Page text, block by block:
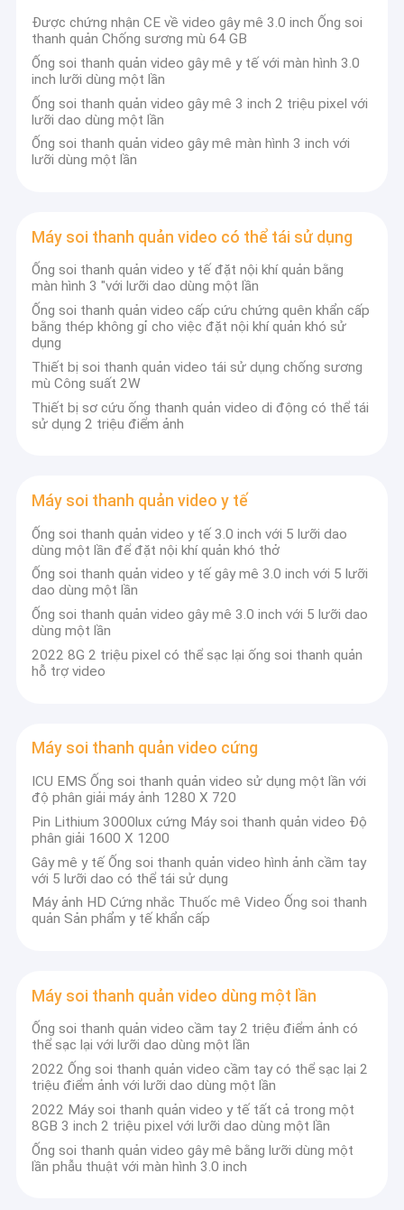
Các sản phẩm
Về chúng tôi
Tham quan nhà máy
Kiểm soát chất lượng
Liên hệ chúng tôi
Nội soi phẫu thuật y tế
Haiye Video Laryngoscope
Máy soi thanh quản hỗ trợ bằng video
Được chứng nhận CE về video gây mê 3.0 inch Ống soi
thanh quản Chống sương mù 64 GB
Ống soi thanh quản video gây mê y tế với màn hình 3.0
inch lưỡi dùng một lần
Ống soi thanh quản video gây mê 3 inch 2 triệu pixel với
lưỡi dao dùng một lần
Ống soi thanh quản video gây mê màn hình 3 inch với
lưỡi dùng một lần
Máy soi thanh quản video có thể tái sử dụng
Ống soi thanh quản video y tế đặt nội khí quản bằng
màn hình 3 "với lưỡi dao dùng một lần
Ống soi thanh quản video cấp cứu chứng quên khẩn cấp
bằng thép không gỉ cho việc đặt nội khí quản khó sử
dụng
Thiết bị soi thanh quản video tái sử dụng chống sương
mù Công suất 2W
Thiết bị sơ cứu ống thanh quản video di động có thể tái
sử dụng 2 triệu điểm ảnh
Máy soi thanh quản video y tế
Ống soi thanh quản video y tế 3.0 inch với 5 lưỡi dao
dùng một lần để đặt nội khí quản khó thở
Ống soi thanh quản video y tế gây mê 3.0 inch với 5 lưỡi
dao dùng một lần
Ống soi thanh quản video gây mê 3.0 inch với 5 lưỡi dao
dùng một lần
2022 8G 2 triệu pixel có thể sạc lại ống soi thanh quản
hỗ trợ video
Máy soi thanh quản video cứng
ICU EMS Ống soi thanh quản video sử dụng một lần với
độ phân giải máy ảnh 1280 X 720
Pin Lithium 3000lux cứng Máy soi thanh quản video Độ
phân giải 1600 X 1200
Gây mê y tế Ống soi thanh quản video hình ảnh cầm tay
với 5 lưỡi dao có thể tái sử dụng
Máy ảnh HD Cứng nhắc Thuốc mê Video Ống soi thanh
quản Sản phẩm y tế khẩn cấp
Máy soi thanh quản video dùng một lần
Ống soi thanh quản video cầm tay 2 triệu điểm ảnh có
thể sạc lại với lưỡi dao dùng một lần
2022 Ống soi thanh quản video cầm tay có thể sạc lại 2
triệu điểm ảnh với lưỡi dao dùng một lần
2022 Máy soi thanh quản video y tế tất cả trong một
8GB 3 inch 2 triệu pixel với lưỡi dao dùng một lần
Ống soi thanh quản video gây mê bằng lưỡi dùng một
lần phẫu thuật với màn hình 3.0 inch